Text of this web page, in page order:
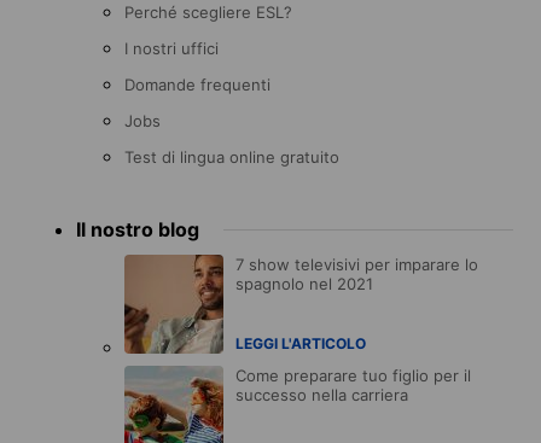
Perché scegliere ESL?
I nostri uffici
Domande frequenti
Jobs
Test di lingua online gratuito
Il nostro blog
7 show televisivi per imparare lo
spagnolo nel 2021
LEGGI L'ARTICOLO
Come preparare tuo figlio per il
successo nella carriera